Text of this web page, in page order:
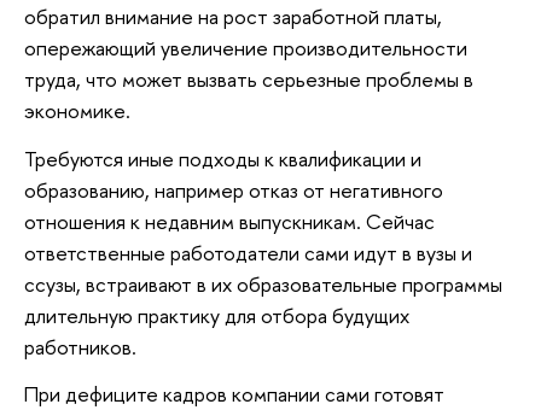
обратил внимание на рост заработной платы,
опережающий увеличение производительности
труда, что может вызвать серьезные проблемы в
экономике.
Требуются иные подходы к квалификации и
образованию, например отказ от негативного
отношения к недавним выпускникам. Сейчас
ответственные работодатели сами идут в вузы и
ссузы, встраивают в их образовательные программы
длительную практику для отбора будущих
работников.
При дефиците кадров компании сами готовят